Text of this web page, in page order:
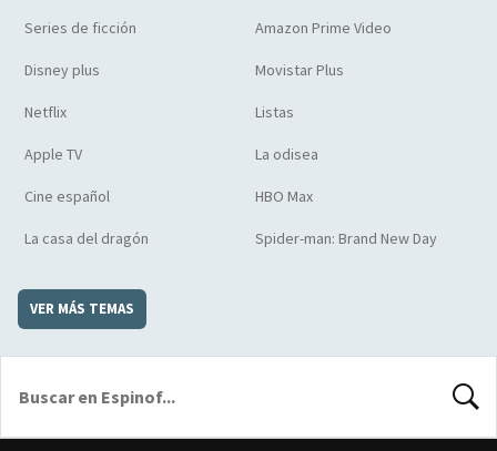
Series de ficción Amazon Prime Video
Disney plus Movistar Plus
Netflix Listas
Apple TV La odisea
Cine español HBO Max
La casa del dragón Spider-man: Brand New Day
VER MÁS TEMAS